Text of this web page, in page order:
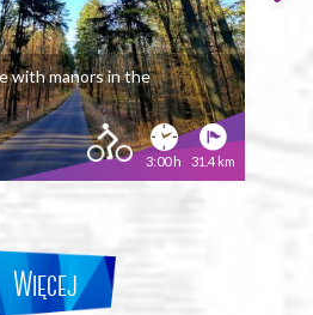
with manors in the
3:00 h 31.4 km
Więcej